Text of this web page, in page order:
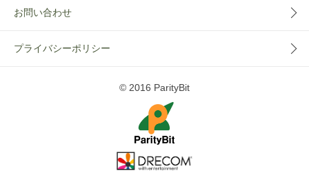
お問い合わせ
プライバシーポリシー
© 2016 ParityBit